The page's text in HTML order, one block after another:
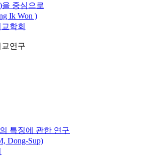
을 중심으로
Ik Won )
학회
연구
특징에 관한 연구
Dong-Sup)